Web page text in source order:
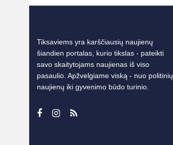
Tiksaviems yra karščiausių naujienų
šiandien portalas, kurio tikslas - pateikti
savo skaitytojams naujienas iš viso
pasaulio. Apžvelgiame viską - nuo politinių
naujienų iki gyvenimo būdo turinio.